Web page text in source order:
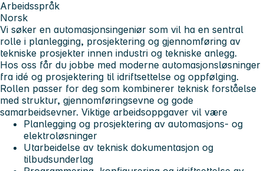
Arbeidsspråk
Norsk
Vi søker en automasjonsingeniør som vil ha en sentral
rolle i planlegging, prosjektering og gjennomføring av
tekniske prosjekter innen industri og tekniske anlegg.
Hos oss får du jobbe med moderne automasjonsløsninger
fra idé og prosjektering til idriftsettelse og oppfølging.
Rollen passer for deg som kombinerer teknisk forståelse
med struktur, gjennomføringsevne og gode
samarbeidsevner. Viktige arbeidsoppgaver vil være
Planlegging og prosjektering av automasjons- og
elektroløsninger
Utarbeidelse av teknisk dokumentasjon og
tilbudsunderlag